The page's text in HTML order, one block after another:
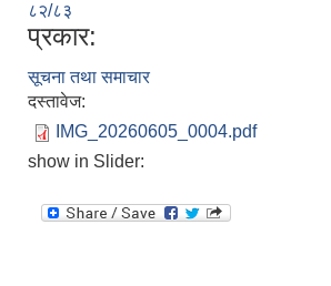
८२/८३
प्रकार:
सूचना तथा समाचार
दस्तावेज:
IMG_20260605_0004.pdf
show in Slider: